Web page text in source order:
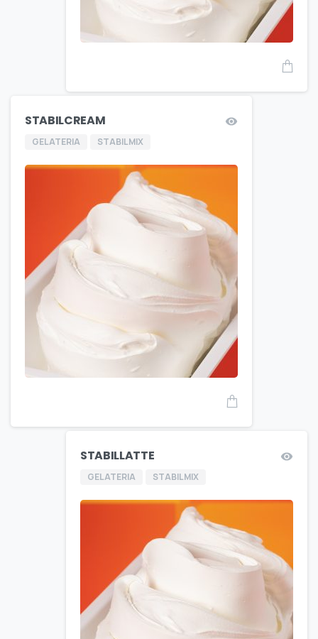
STABILCREAM
GELATERIA STABILMIX
STABILLATTE
GELATERIA STABILMIX